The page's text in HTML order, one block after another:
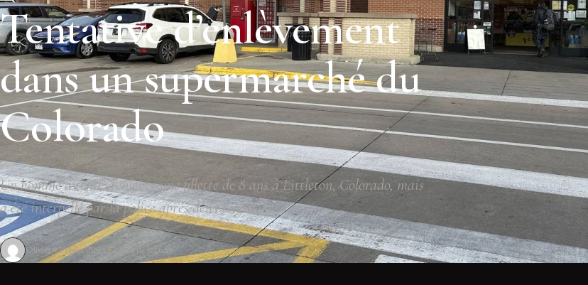
Tentative d’enlèvement
dans un supermarché du
Colorado
Un homme a tenté d'enlever une fillette de 8 ans à Littleton, Colorado, mais
a été interpellé par la police après deux tentatives.
Olivier 25 juin 2025 2 min de lecture